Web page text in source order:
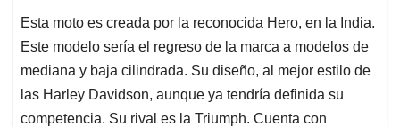
Esta moto es creada por la reconocida Hero, en la India.
Este modelo sería el regreso de la marca a modelos de
mediana y baja cilindrada. Su diseño, al mejor estilo de
las Harley Davidson, aunque ya tendría definida su
competencia. Su rival es la Triumph. Cuenta con